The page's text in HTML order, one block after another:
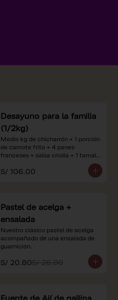
Desayuno para la familia
(1/2kg)
Medio kg de chicharrón + 1 porción
de camote frito + 4 panes
franceses + salsa criolla + 1 tamal
criollo + 1 litro de jugo de naranja.
consumo. Imágenes referenciales.
S/ 106.00
Pastel de acelga +
ensalada
Nuestro clásico pastel de acelga
acompañado de una ensalada de
guarnición.
S/ 20.80S/ 26.00
Fuente de Ají de gallina